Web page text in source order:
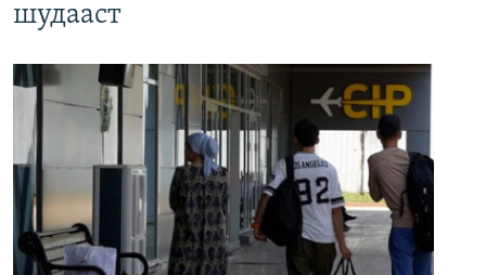
шудааст